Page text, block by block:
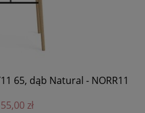
65, dąb Natural - NORR11
zł